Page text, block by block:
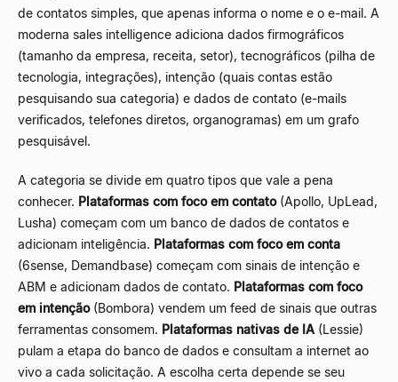
de contatos simples, que apenas informa o nome e o e-mail. A
moderna sales intelligence adiciona dados firmográficos
(tamanho da empresa, receita, setor), tecnográficos (pilha de
tecnologia, integrações), intenção (quais contas estão
pesquisando sua categoria) e dados de contato (e-mails
verificados, telefones diretos, organogramas) em um grafo
pesquisável.
A categoria se divide em quatro tipos que vale a pena
conhecer. Plataformas com foco em contato(Apollo, UpLead,
Lusha) começam com um banco de dados de contatos e
adicionam inteligência. Plataformas com foco em conta
(6sense, Demandbase) começam com sinais de intenção e
ABM e adicionam dados de contato. Plataformas com foco
em intenção(Bombora) vendem um feed de sinais que outras
ferramentas consomem. Plataformas nativas de IA (Lessie)
pulam a etapa do banco de dados e consultam a internet ao
vivo a cada solicitação. A escolha certa depende se seu